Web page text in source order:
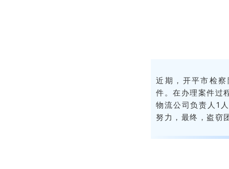
近期，开平市检
件。在办理案件过
物流公司负责人1
努力，最终，盗窃